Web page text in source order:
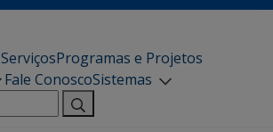
ServiçosProgramas e Projetos
Fale ConoscoSistemas